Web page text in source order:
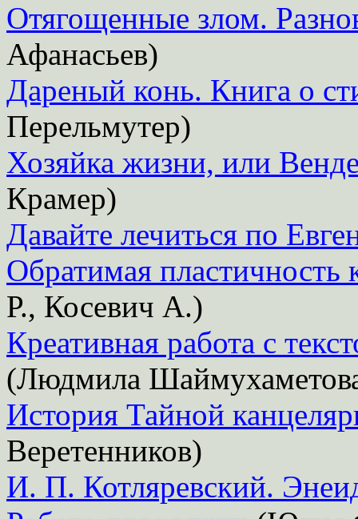
Отягощенные злом.
Афанасьев)
Дареный конь. Книга о
Перельмутер)
Хозяйка жизни, или
Крамер)
Давайте лечиться по
Обратимая пластичность
Р., Косевич А.)
Креативная работа с
(Людмила
История Тайной
Веретенников)
И. П. Котляревский.